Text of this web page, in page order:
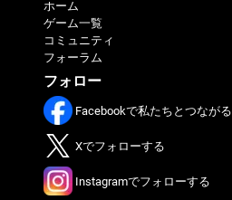
ホーム
ゲーム一覧
コミュニティ
フォーラム
フォロー
Facebookで私たちとつながる
Xでフォローする
Instagramでフォローする